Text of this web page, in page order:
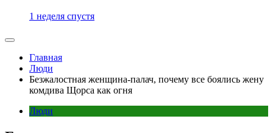
1 неделя спустя
Главная
Люди
Безжалостная женщина-палач, почему все боялись жену
комдива Щорса как огня
Люди